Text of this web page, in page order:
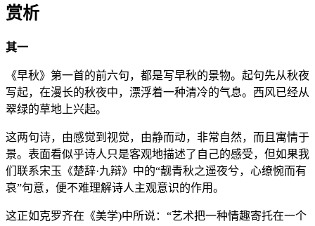
赏析
其一
《早秋》第一首的前六句，都是写早秋的景物。起句先从秋夜
写起，在漫长的秋夜中，漂浮着一种清冷的气息。西风已经从
翠绿的草地上兴起。
这两句诗，由感觉到视觉，由静而动，非常自然，而且寓情于
景。表面看似乎诗人只是客观地描述了自己的感受，但如果我
们联系宋玉《楚辞·九辩》中的“靓青秋之遥夜兮，心缭惋而有
哀”句意，便不难理解诗人主观意识的作用。
这正如克罗齐在《美学)中所说：“艺术把一种情趣寄托在一个